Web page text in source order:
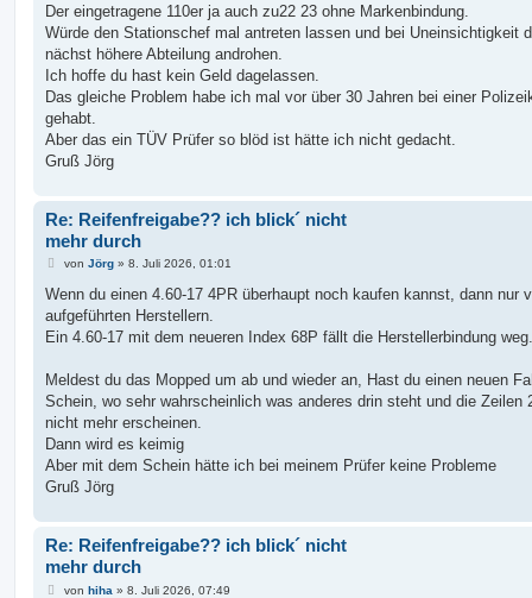
Der eingetragene 110er ja auch zu22 23 ohne Markenbindung.
Würde den Stationschef mal antreten lassen und bei Uneinsichtigkeit
nächst höhere Abteilung androhen.
Ich hoffe du hast kein Geld dagelassen.
Das gleiche Problem habe ich mal vor über 30 Jahren bei einer
gehabt.
Aber das ein TÜV Prüfer so blöd ist hätte ich nicht gedacht.
Gruß Jörg
Re: Reifenfreigabe?? ich blick´ nicht
mehr durch
B
i
r
a
von Jörg» 8. Juli 2026, 01:01
Wenn du einen 4.60-17 4PR überhaupt noch kaufen kannst, dann nur
aufgeführten Herstellern.
Ein 4.60-17 mit dem neueren Index 68P fällt die Herstellerbindung weg.
Meldest du das Mopped um ab und wieder an, Hast du einen neuen
Schein, wo sehr wahrscheinlich was anderes drin steht und die Zeilen
nicht mehr erscheinen.
Dann wird es keimig
Aber mit dem Schein hätte ich bei meinem Prüfer keine Probleme
Gruß Jörg
Re: Reifenfreigabe?? ich blick´ nicht
mehr durch
Bvon hiha » 8. Juli 2026, 07:49